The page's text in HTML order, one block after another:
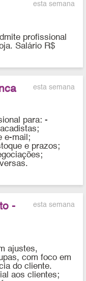
esta semana
profissional
Salário R$
esta semana
para: -
e-mail;
e prazos;
esta semana
-
ajustes,
com foco em
do cliente.
aos clientes;